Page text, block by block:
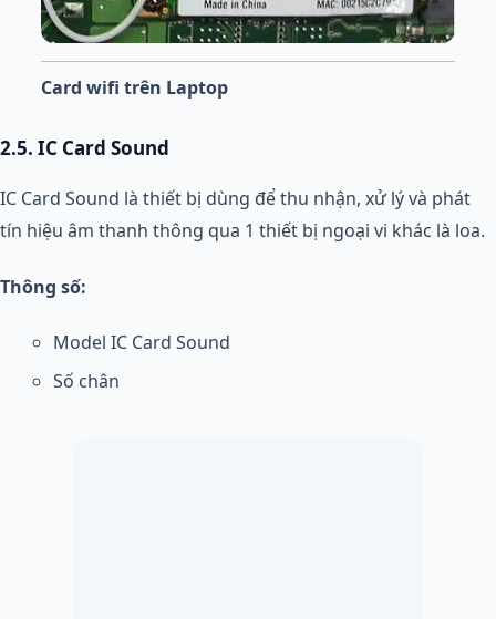
Card wifi trên Laptop
2.5. IC Card Sound
IC Card Sound là thiết bị dùng để thu nhận, xử lý và phát
tín hiệu âm thanh thông qua 1 thiết bị ngoại vi khác là loa.
Thông số:
Model IC Card Sound
Số chân